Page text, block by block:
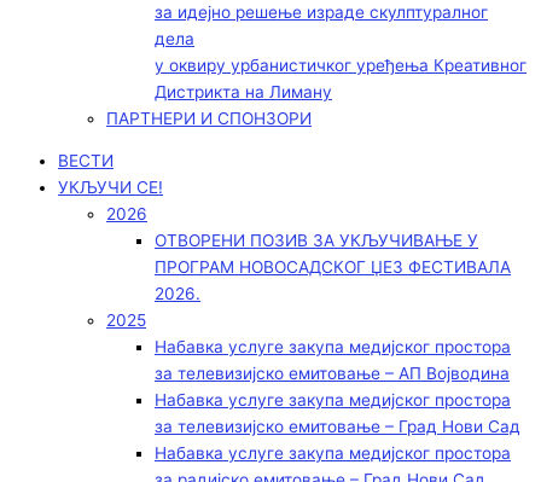
за идејно решење израде скулптуралног
дела
у оквиру урбанистичког уређења Креативног
Дистрикта на Лиману
ПАРТНЕРИ И СПОНЗОРИ
ВЕСТИ
УКЉУЧИ СЕ!
2026
ОТВОРЕНИ ПОЗИВ ЗА УКЉУЧИВАЊЕ У
ПРОГРАМ НОВОСАДСКОГ ЏЕЗ ФЕСТИВАЛА
2026.
2025
Набавка услуге закупа медијског простора
за телевизијско емитовање – АП Војводинa
Набавка услуге закупа медијског простора
за телевизијско емитовање – Град Нови Сад
Набавка услуге закупа медијског простора